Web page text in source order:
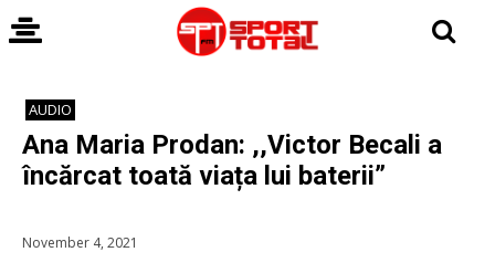
AUDIO
Ana Maria Prodan: ,,Victor Becali a
încărcat toată viața lui baterii”
November 4, 2021